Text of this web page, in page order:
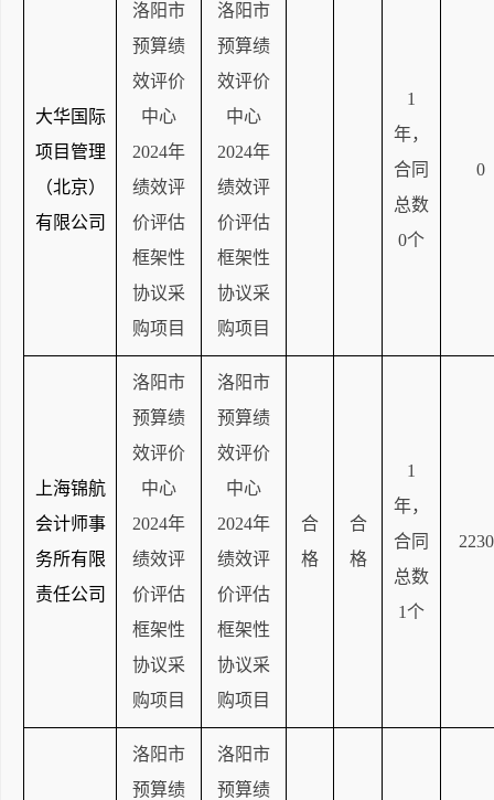
大华国际
项目管理
（北京）
有限公司
洛阳市
预算绩
效评价
中心
2024年
绩效评
价评估
框架性
协议采
购项目
洛阳市
预算绩
效评价
中心
2024年
绩效评
价评估
框架性
协议采
购项目
1
年，
合同
总数
0个
0
上海锦航
会计师事
务所有限
责任公司
洛阳市
预算绩
效评价
中心
2024年
绩效评
价评估
框架性
协议采
购项目
洛阳市
预算绩
效评价
中心
2024年
绩效评
价评估
框架性
协议采
购项目
合
格
合
格
1
年，
合同
总数
1个
洛阳市
预算绩
洛阳市
预算绩